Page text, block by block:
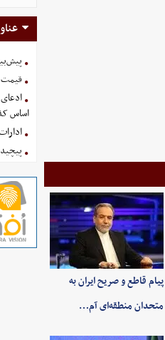
پیام قاطع و صریح ایران به
متحدان منطقه‌ای آم…
قیمت
اساس
ادارات و